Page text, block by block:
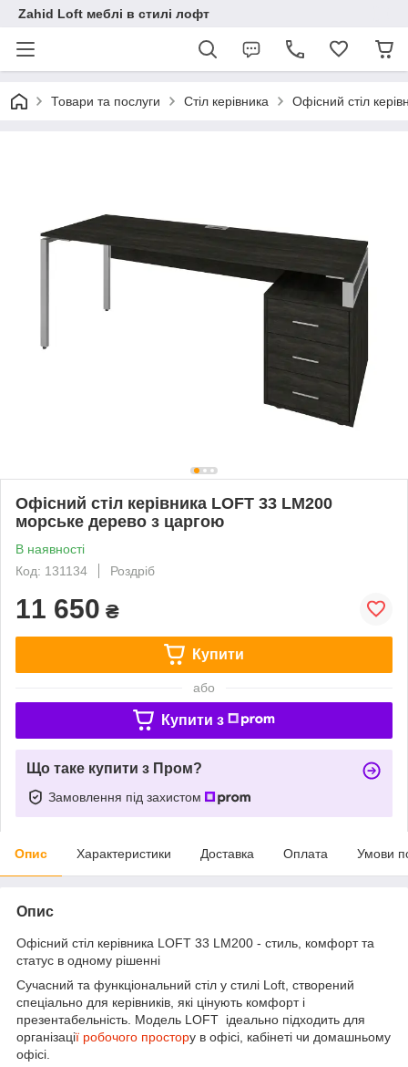
Zahid Loft меблі в стилі лофт
Товари та послуги Стіл керівника Офісний стіл
Офісний стіл керівника LOFT 33 LM200
морське дерево з царгою
В наявності
Код: 131134
Роздріб
11 650 ₴
Купити
або
Купити з
Що таке купити з Пром?
Замовлення під захистом
Опис Характеристики Доставка Оплата Умови
Опис
Офісний стіл керівника LOFT 33 LM200 - стиль, комфорт та
статус в одному рішенні
Сучасний та функціональний стіл у стилі Loft, створений
спеціально для керівників, які цінують комфорт і
презентабельність. Модель LOFT ідеально підходить для
організації робочого простору в офісі, кабінеті чи домашньому
офісі.